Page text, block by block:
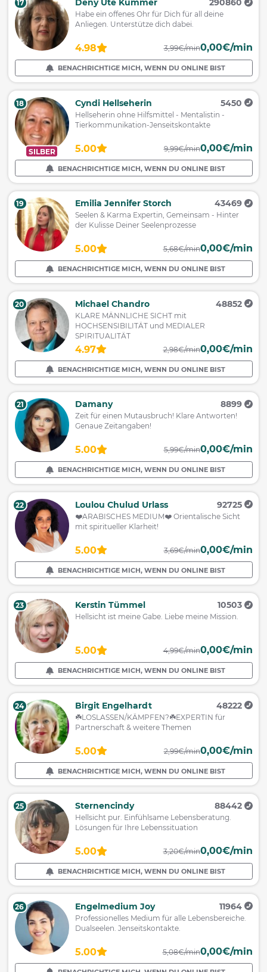
17 Deny Ute Kummer 290860
Habe ein offenes Ohr für Dich für all deine
Anliegen. Unterstütze dich dabei.
4.98 3,99€/min0,00€/min
BENACHRICHTIGE MICH, WENN DU ONLINE BIST
SILBER
18 Cyndi Hellseherin 5450
Hellseherin ohne Hilfsmittel - Mentalistin -
Tierkommunikation-Jenseitskontakte
5.00 9,99€/min0,00€/min
BENACHRICHTIGE MICH, WENN DU ONLINE BIST
19 Emilia Jennifer Storch 43469
Seelen & Karma Expertin, Gemeinsam - Hinter
der Kulisse Deiner Seelenprozesse
5.00 5,68€/min0,00€/min
BENACHRICHTIGE MICH, WENN DU ONLINE BIST
20 Michael Chandro 48852
KLARE MÄNNLICHE SICHT mit
HOCHSENSIBILITÄT und MEDIALER
SPIRITUALITÄT
4.97 2,98€/min0,00€/min
BENACHRICHTIGE MICH, WENN DU ONLINE BIST
21 Damany 8899
Zeit für einen Mutausbruch! Klare Antworten!
Genaue Zeitangaben!
5.00 5,99€/min0,00€/min
BENACHRICHTIGE MICH, WENN DU ONLINE BIST
22 Loulou Chulud Urlass 92725
❤️ARABISCHES MEDIUM❤️ Orientalische Sicht
mit spiritueller Klarheit!
5.00 3,69€/min0,00€/min
BENACHRICHTIGE MICH, WENN DU ONLINE BIST
23 Kerstin Tümmel 10503
Hellsicht ist meine Gabe. Liebe meine Mission.
5.00 4,99€/min0,00€/min
BENACHRICHTIGE MICH, WENN DU ONLINE BIST
24 Birgit Engelhardt 48222
☘️LOSLASSEN/KÄMPFEN?☘️EXPERTIN für
Partnerschaft & weitere Themen
5.00 2,99€/min0,00€/min
BENACHRICHTIGE MICH, WENN DU ONLINE BIST
25 Sternencindy 88442
Hellsicht pur. Einfühlsame Lebensberatung.
Lösungen für Ihre Lebenssituation
5.00 3,20€/min0,00€/min
BENACHRICHTIGE MICH, WENN DU ONLINE BIST
26 Engelmedium Joy 11964
Professionelles Medium für alle Lebensbereiche.
Dualseelen. Jenseitskontakte.
5.00 5,08€/min0,00€/min